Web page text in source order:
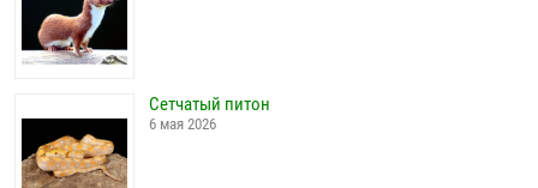
Сетчатый питон
6 мая 2026